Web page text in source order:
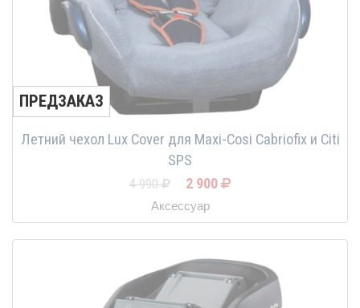
ПРЕДЗАКАЗ
Летний чехол Lux Cover для Maxi-Cosi Cabriofix и Citi
SPS
4 990 2 900
Аксессуар